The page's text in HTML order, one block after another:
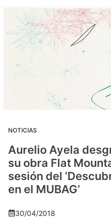
NOTICIAS
Aurelio Ayela
su obra Flat
sesión del
en el MUBAG’
30/04/2018